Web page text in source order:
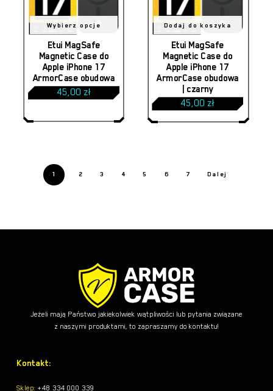
Wybierz opcje
Ten
produkt
wiele
Etui MagSafe
Magnetic Case do
Apple iPhone 17
ArmorCase obudowa
45,00 zł
Dodaj do koszyka
Etui MagSafe
Magnetic Case do
Apple iPhone 17
ArmorCase obudowa
| czarny
45,00 zł
1 2 3 4 5 6 7 Dalej
Jeżeli mają Państwo jakiekolwiek wątpliwości lub pytania związane
z naszymi produktami, to zapraszamy do kontaktu!
Kontakt:
Sklep: +48 334 000 339